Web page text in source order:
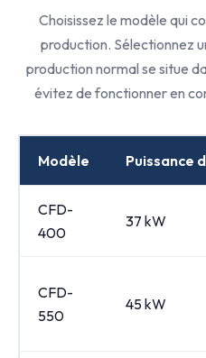
Choisissez le modèle qui
production. Sélectionnez
production normal se situe
évitez de fonctionner en
Modèle Puissance
CFD-
400
37 kW
CFD-
550
45 kW